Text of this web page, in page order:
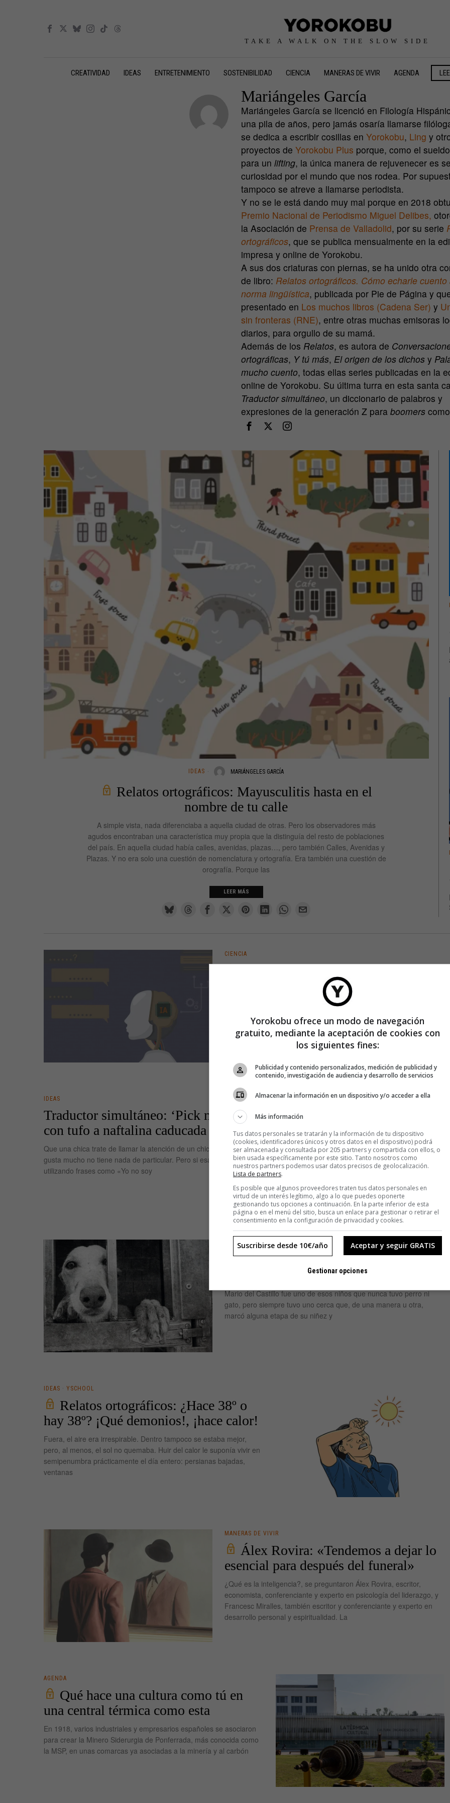
TAKE A WALK ON THE SLOW SIDE
CREATIVIDAD IDEAS ENTRETENIMIENTO SOSTENIBILIDAD CIENCIA MANERAS DE VIVIR AGENDA
Mariángeles García
Mariángeles García se licenció en Filología
una pila de años, pero jamás osaría llamarse
se dedica a escribir cosillas enYorokobu, Ling y
proyectos deYorokobu Plus porque, como el
para unlifting, la única manera de rejuvenecer es
curiosidad por el mundo que nos rodea. Por
tampoco se atreve a llamarse periodista.
Y no se le está dando muy mal porque en 2018
Premio Nacional de Periodismo Miguel Delibes,
la Asociación de Prensa de Valladolid, por su serie
ortográficos, que se publica mensualmente en la
impresa y online de Yorokobu.
A sus dos criaturas con piernas, se ha unido otra
de libro: Relatos ortográficos. Cómo echarle cuento
norma lingüística, publicada por Pie de Página y
presentado en Los muchos libros (Cadena Ser) y
sin fronteras (RNE), entre otras muchas emisoras
diarios, para orgullo de su mamá.
Además de los Relatos, es autora de
ortográficas, Y tú más, El origen de los dichos y
mucho cuento, todas ellas series publicadas en la
online de Yorokobu. Su última turra en esta santa
Traductor simultáneo, un diccionario de palabros y
expresiones de la generación Z paraboomers
IDEAS MARIÁNGELES GARCÍA
Relatos ortográficos: Mayusculitis hasta en el
nombre de tu calle
A simple vista, nada diferenciaba a aquella ciudad de otras. Pero los observadores más
agudos encontraban una característica muy propia que la distinguía del resto de poblaciones
del país. En aquella ciudad había calles, avenidas, plazas…, pero también Calles, Avenidas y
Plazas. Y no era solo una cuestión de nomenclatura y ortografía. Era también una cuestión de
orografía. Porque las
LEER MÁS
CIENCIA
quién te ha enseñado a hablar
Sin duda, que una máquina sea capaz de hablar e interactuar con
un ser humano es gracias a la técnica y a los cerebritos que generan
código para transmitir las órdenes oportunas
IDEAS
Traductor simultáneo: ‘Pick me’, ligar
con tufo a naftalina caducada
Que una chica trate de llamar la atención de un chico cuando le
gusta mucho no tiene nada de particular. Pero si esa chica lo hace
utilizando frases como «Yo no soy
CREATIVIDAD
Pequeño manual para sumergirse en el
alma de un perro
Mario del Castillo fue uno de esos niños que nunca tuvo perro ni
gato, pero siempre tuvo uno cerca que, de una manera u otra,
marcó alguna etapa de su niñez y
IDEAS · YSCHOOL
Relatos ortográficos: ¿Hace 38º o
hay 38º? ¡Qué demonios!, ¡hace calor!
Fuera, el aire era irrespirable. Dentro tampoco se estaba mejor,
pero, al menos, el sol no quemaba. Huir del calor le suponía vivir en
semipenumbra prácticamente el día entero: persianas bajadas,
ventanas
MANERAS DE VIVIR
Álex Rovira: «Tendemos a dejar lo
esencial para después del funeral»
¿Qué es la inteligencia?, se preguntaron Álex Rovira, escritor,
economista, conferenciante y experto en psicología del liderazgo, y
Francesc Miralles, también escritor y conferenciante y experto en
desarrollo personal y espiritualidad. La
AGENDA
Qué hace una cultura como tú en
una central térmica como esta
En 1918, varios industriales y empresarios españoles se asociaron
para crear la Minero Siderurgia de Ponferrada, más conocida como
la MSP, en unas comarcas ya asociadas a la minería y al carbón
Yorokobu ofrece un modo de navegación
gratuito, mediante la aceptación de cookies con
los siguientes fines:
Publicidad y contenido personalizados, medición de publicidad y
contenido, investigación de audiencia y desarrollo de servicios
Almacenar la información en un dispositivo y/o acceder a ella
Más información
Tus datos personales se tratarán y la información de tu dispositivo
(cookies, identificadores únicos y otros datos en el dispositivo) podrá
ser almacenada y consultada por 205 partners y compartida con ellos, o
bien usada específicamente por este sitio. Tanto nosotros como
nuestros partners podemos usar datos precisos de geolocalización.
Lista de partners.
Es posible que algunos proveedores traten tus datos personales en
virtud de un interés legítimo, algo a lo que puedes oponerte
gestionando tus opciones a continuación. En la parte inferior de esta
página o en el menú del sitio, busca un enlace para gestionar o retirar el
consentimiento en la configuración de privacidad y cookies.
Aceptar y seguir GRATIS
Suscribirse desde 10€/año
Gestionar opciones